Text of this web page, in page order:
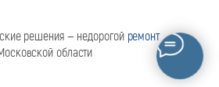
решения — недорогой ремонт
области